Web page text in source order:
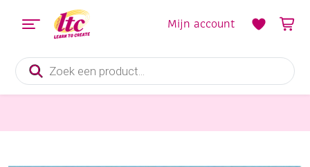
Producten
zoeken
Mijn account